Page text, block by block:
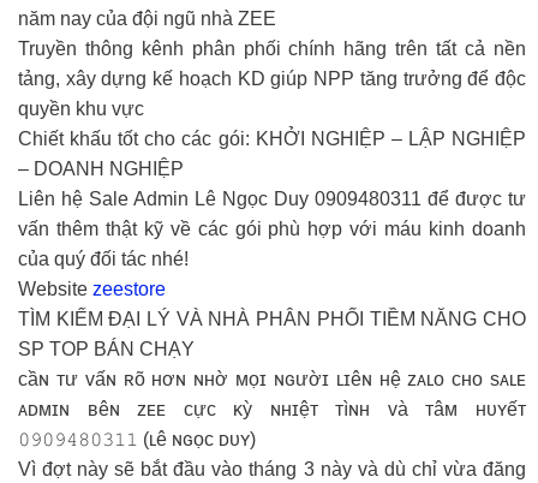
năm nay của đội ngũ nhà ZEE
Truyền thông kênh phân phối chính hãng trên tất cả nền
tảng, xây dựng kế hoạch KD giúp NPP tăng trưởng để độc
quyền khu vực
Chiết khấu tốt cho các gói: KHỞI NGHIỆP – LẬP NGHIỆP
– DOANH NGHIỆP
Liên hệ Sale Admin Lê Ngọc Duy 0909480311 để được tư
vấn thêm thật kỹ về các gói phù hợp với máu kinh doanh
của quý đối tác nhé!
Website zeestore
TÌM KIẾM ĐẠI LÝ VÀ NHÀ PHÂN PHỐI TIỀM NĂNG CHO
SP TOP BÁN CHẠY
ᴄầɴ ᴛư ᴠấɴ ʀõ ʜơɴ ɴʜờ ᴍọɪ ɴɢườɪ ʟɪêɴ ʜệ ᴢᴀʟᴏ ᴄʜᴏ sᴀʟᴇ
ᴀᴅᴍɪɴ ʙêɴ ᴢᴇᴇ ᴄựᴄ ᴋỳ ɴʜɪệᴛ ᴛìɴʜ ᴠà ᴛâᴍ ʜᴜʏếᴛ
𝟶𝟿𝟶𝟿𝟺𝟾𝟶𝟹𝟷𝟷 (ʟê ɴɢọᴄ ᴅᴜʏ)
Vì đợt này sẽ bắt đầu vào tháng 3 này và dù chỉ vừa đăng